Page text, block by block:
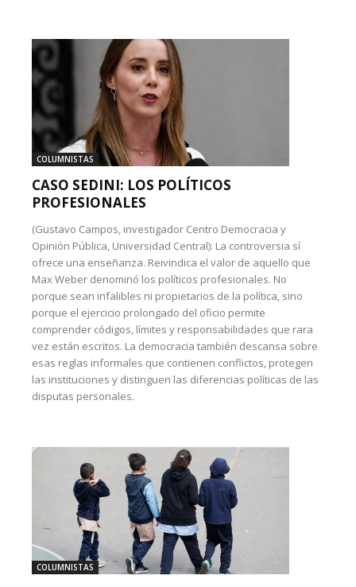
COLUMNISTAS
CASO SEDINI: LOS POLÍTICOS
PROFESIONALES
(Gustavo Campos, investigador Centro Democracia y
Opinión Pública, Universidad Central): La controversia sí
ofrece una enseñanza. Reivindica el valor de aquello que
Max Weber denominó los políticos profesionales. No
porque sean infalibles ni propietarios de la política, sino
porque el ejercicio prolongado del oficio permite
comprender códigos, límites y responsabilidades que rara
vez están escritos. La democracia también descansa sobre
esas reglas informales que contienen conflictos, protegen
las instituciones y distinguen las diferencias políticas de las
disputas personales.
COLUMNISTAS